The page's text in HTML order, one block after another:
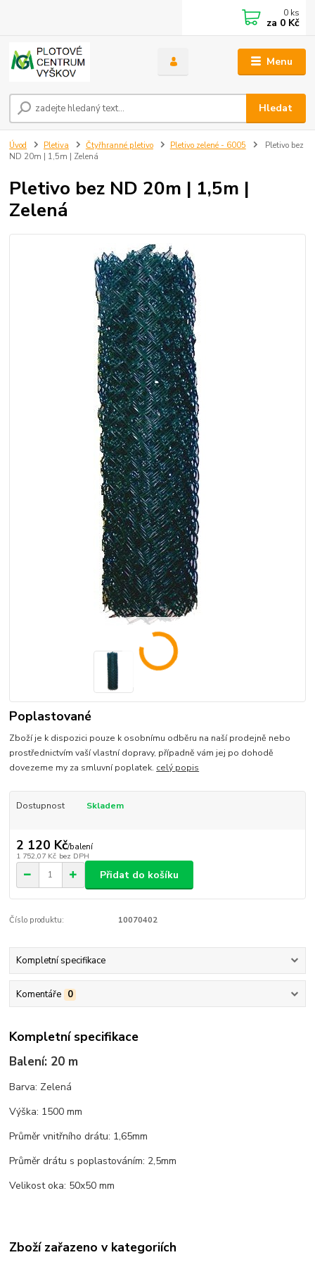
Menu
Hledat
0 ks
za 0 Kč
Úvod Pletiva Čtyřhranné pletivo Pletivo zelené - 6005
Pletivo bez
ND 20m | 1,5m | Zelená
Pletivo bez ND 20m | 1,5m |
Zelená
Poplastované
Zboží je k dispozici pouze k osobnímu odběru na naší prodejně nebo
prostřednictvím vaší vlastní dopravy, případně vám jej po dohodě
dovezeme my za smluvní poplatek. celý popis
Dostupnost Skladem
2 120 Kč/balení
1 752,07 Kč bez DPH
Přidat do košíku
Číslo produktu: 10070402
Kompletní specifikace
Komentáře 0
Kompletní specifikace
Balení: 20 m
Barva: Zelená
Výška: 1500 mm
Průměr vnitřního drátu: 1,65mm
Průměr drátu s poplastováním: 2,5mm
Velikost oka: 50x50 mm
Zboží zařazeno v kategoriích